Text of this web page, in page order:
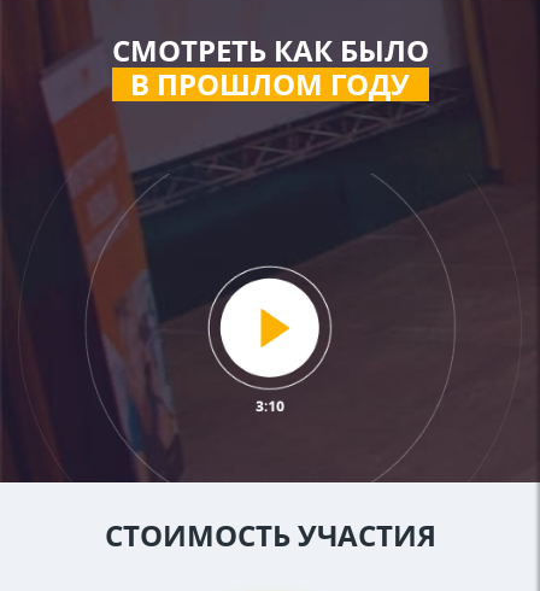
СМОТРЕТЬ КАК БЫЛО
В ПРОШЛОМ ГОДУ
СТОИМОСТЬ УЧАСТИЯ